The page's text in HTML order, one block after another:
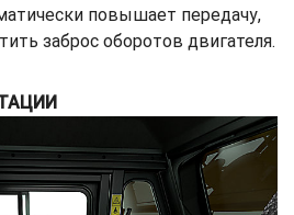
повышает передачу,
заброс оборотов двигателя.